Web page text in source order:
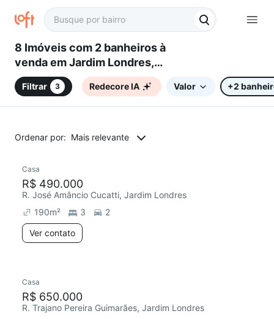
8 Imóveis com 2 banheiros à
venda em Jardim Londres,
Campinas, SP
Filtrar 3 Redecore IA Valor +2
Ordenar por: Mais relevante
Chegou este mês
Casa
R$ 490.000
R. José Amâncio Cucatti, Jardim Londres
190m² 3
2
Ver contato
Chegou este mês
Casa
R$ 650.000
R. Trajano Pereira Guimarães, Jardim Londres